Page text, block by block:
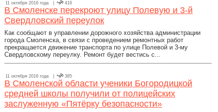
11 октября 2016 года | 416
В Смоленске перекроют улицу Полевую и 3-й
Свердловский переулок
Как сообщают в управлении дорожного хозяйства администрации
города Смоленска, в связи с проведением ремонтных работ
прекращается движение транспорта по улице Полевой и 3-му
Свердловскому переулку. Ремонт будет вестись с...
11 октября 2016 года | 385
В Смоленской области ученики Богородицкой
средней школы получили от полицейских
заслуженную «Пятёрку безопасности»